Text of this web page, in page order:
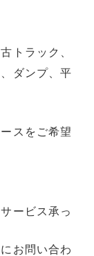
トラック、
ダンプ、平
スをご希望
ービス承っ
お問い合わ